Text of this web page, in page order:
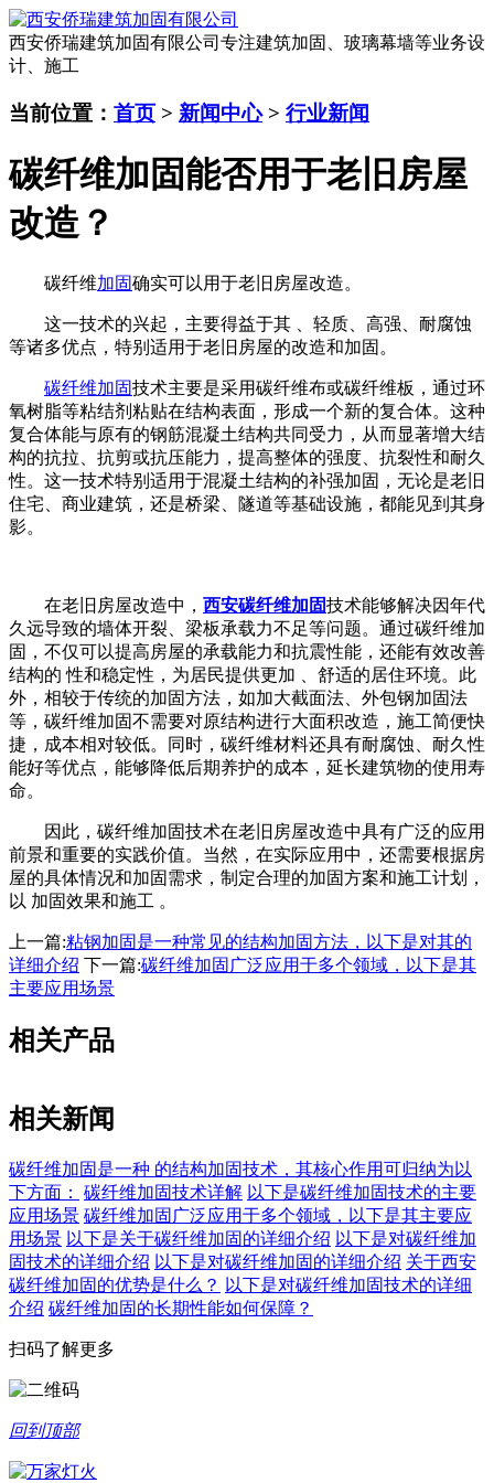
西安侨瑞建筑加固有限公司 专注建筑加固、玻璃幕墙等业务设
计、施工
当前位置： 首页 > 新闻中心> 行业新闻
碳纤维加固能否用于老旧房屋
改造？
碳纤维加固确实可以用于老旧房屋改造。
这一技术的兴起，主要得益于其 、轻质、高强、耐腐蚀
等诸多优点，特别适用于老旧房屋的改造和加固。
碳纤维加固技术主要是采用碳纤维布或碳纤维板，通过环
氧树脂等粘结剂粘贴在结构表面，形成一个新的复合体。这种
复合体能与原有的钢筋混凝土结构共同受力，从而显著增大结
构的抗拉、抗剪或抗压能力，提高整体的强度、抗裂性和耐久
性。这一技术特别适用于混凝土结构的补强加固，无论是老旧
住宅、商业建筑，还是桥梁、隧道等基础设施，都能见到其身
影。
在老旧房屋改造中， 西安碳纤维加固技术能够解决因年代
久远导致的墙体开裂、梁板承载力不足等问题。通过碳纤维加
固，不仅可以提高房屋的承载能力和抗震性能，还能有效改善
结构的 性和稳定性，为居民提供更加 、舒适的居住环境。此
外，相较于传统的加固方法，如加大截面法、外包钢加固法
等，碳纤维加固不需要对原结构进行大面积改造，施工简便快
捷，成本相对较低。同时，碳纤维材料还具有耐腐蚀、耐久性
能好等优点，能够降低后期养护的成本，延长建筑物的使用寿
命。
因此，碳纤维加固技术在老旧房屋改造中具有广泛的应用
前景和重要的实践价值。当然，在实际应用中，还需要根据房
屋的具体情况和加固需求，制定合理的加固方案和施工计划，
以 加固效果和施工 。
上一篇:粘钢加固是一种常见的结构加固方法，以下是对其的
详细介绍 下一篇:碳纤维加固广泛应用于多个领域，以下是其
主要应用场景
相关产品
相关新闻
碳纤维加固是一种 的结构加固技术，其核心作用可归纳为以
下方面：
碳纤维加固技术详解 以下是碳纤维加固技术的主要
应用场景 碳纤维加固广泛应用于多个领域，以下是其主要应
用场景 以下是关于碳纤维加固的详细介绍 以下是对碳纤维加
固技术的详细介绍 以下是对碳纤维加固的详细介绍 关于西安
碳纤维加固的优势是什么？
以下是对碳纤维加固技术的详细
介绍 碳纤维加固的长期性能如何保障？
扫码了解更多
回到顶部